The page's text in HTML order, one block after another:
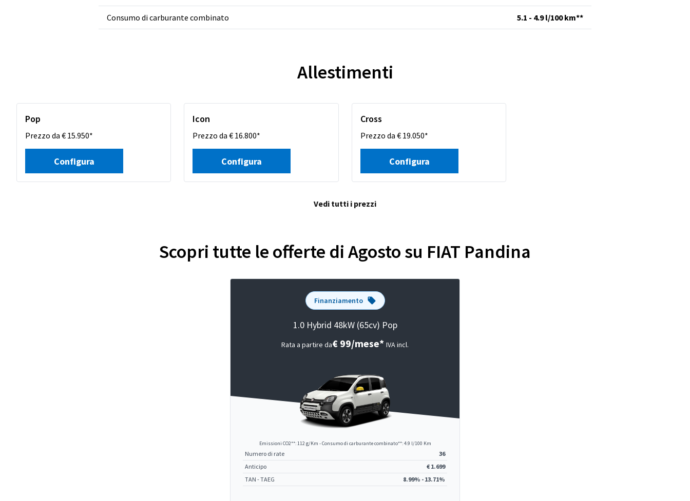
Consumo di carburante combinato 5.1 - 4.9 l/100 km**
Allestimenti
Pop
Prezzo da € 15.950*
Configura
Icon
Prezzo da € 16.800*
Configura
Cross
Prezzo da € 19.050*
Configura
Vedi tutti i prezzi
Scopri tutte le offerte di Agosto su FIAT Pandina
Finanziamento
1.0 Hybrid 48kW (65cv) Pop
Rata a partire da€ 99/mese* IVA incl.
Emissioni CO2**: 112 g/Km - Consumo di carburante combinato**: 4.9 l/100 Km
Numero di rate
36
Anticipo
€ 1.699
TAN - TAEG
8.99% - 13.71%